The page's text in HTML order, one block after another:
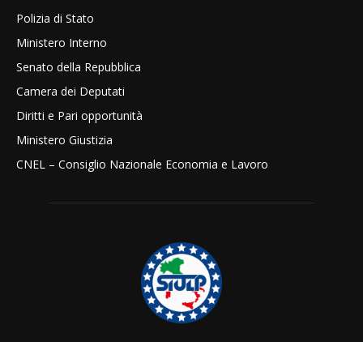
Polizia di Stato
Ministero Interno
Senato della Repubblica
Camera dei Deputati
Diritti e Pari opportunità
Ministero Giustizia
CNEL – Consiglio Nazionale Economia e Lavoro